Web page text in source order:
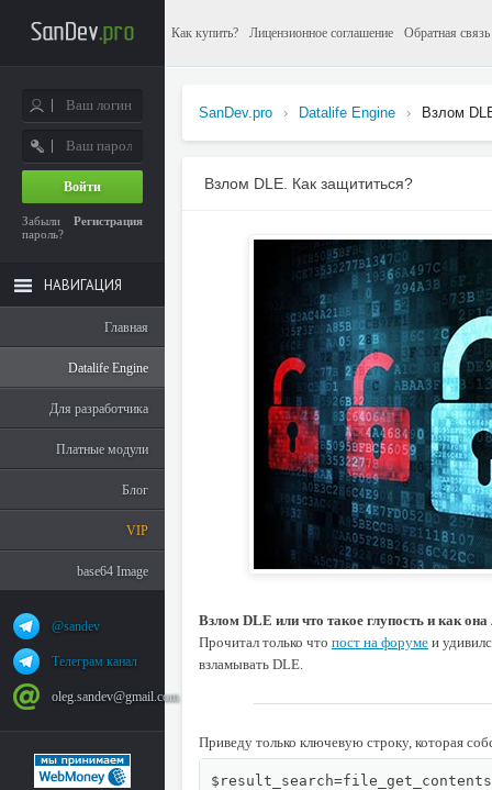
Как купить? Лицензионное соглашение Обратная связь
SanDev.pro › Datalife Engine › Взлом
Взлом DLE. Как защититься?
Взлом DLE или что такое глупость и как она
Прочитал только что пост на форуме и
взламывать DLE.
Приведу только ключевую строку, которая
Войти
Регистрация
Забыли
пароль?
НАВИГАЦИЯ
Главная
Datalife Engine
Для разработчика
Платные модули
Блог
VIP
base64 Image
@sandev
Телеграм канал
oleg.sandev@gmail.com